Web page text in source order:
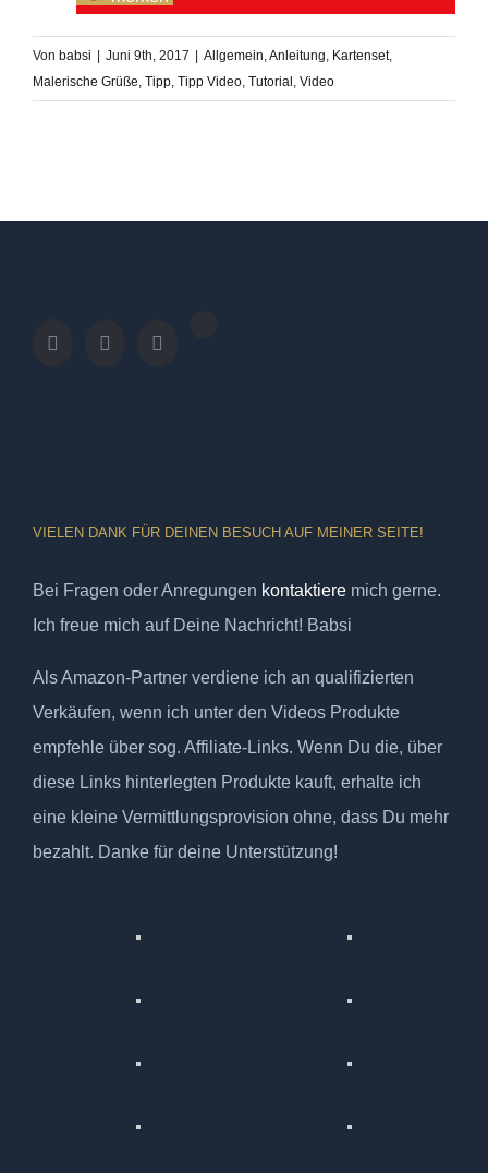
Von babsi | Juni 9th, 2017 | Allgemein Anleitung Kartenset,
Malerische Grüße Tipp Tipp Video Tutorial Video
VIELEN DANK FÜR DEINEN BESUCH AUF MEINER SEITE!
Bei Fragen oder Anregungen kontaktiere mich gerne.
Ich freue mich auf Deine Nachricht! Babsi
Als Amazon-Partner verdiene ich an qualifizierten
Verkäufen, wenn ich unter den Videos Produkte
empfehle über sog. Affiliate-Links. Wenn Du die, über
diese Links hinterlegten Produkte kauft, erhalte ich
eine kleine Vermittlungsprovision ohne, dass Du mehr
bezahlt. Danke für deine Unterstützung!